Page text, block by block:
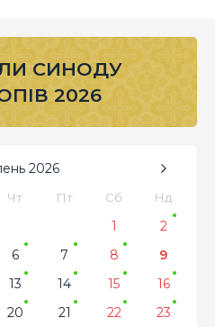
СИНОДУ
2026
2026
Чт Пт Сб Нд
1
2
6 7 8
9
13 14 15
16
20 21 22
23